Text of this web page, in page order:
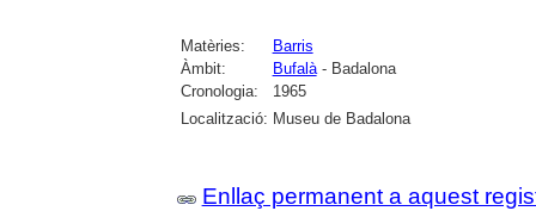
Matèries:
Barris
Àmbit:
Bufalà- Badalona
Cronologia:
1965
Localització: Museu de Badalona
Enllaç permanent a aquest